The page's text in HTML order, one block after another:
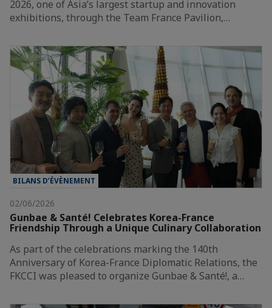
2026, one of Asia’s largest startup and innovation
exhibitions, through the Team France Pavilion,…
BILANS D’ÉVÈNEMENT
02/06/2026
Gunbae & Santé! Celebrates Korea-France
Friendship Through a Unique Culinary Collaboration
As part of the celebrations marking the 140th
Anniversary of Korea-France Diplomatic Relations, the
FKCCI was pleased to organize Gunbae & Santé!, a…